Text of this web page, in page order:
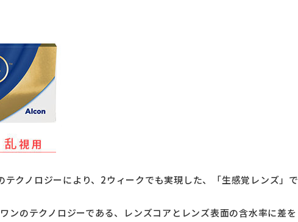
テクノロジーにより、2ウィークでも実現した、「生感覚レンズ」で
ンのテクノロジーである、レンズコアとレンズ表面の含水率に差を